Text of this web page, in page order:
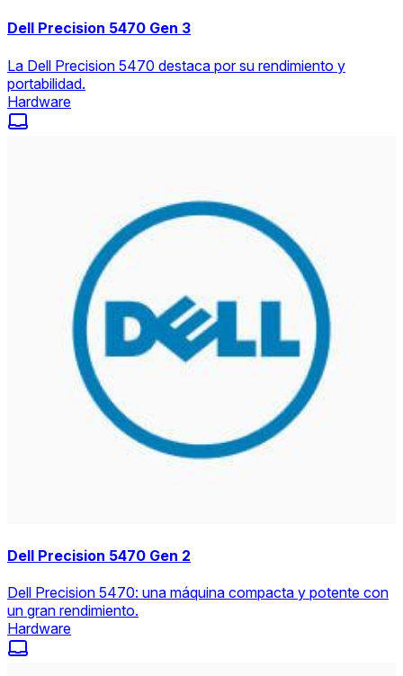
Dell Precision 5470 Gen 3
La Dell Precision 5470 destaca por su rendimiento y
portabilidad.
Hardware
Dell Precision 5470 Gen 2
Dell Precision 5470: una máquina compacta y potente con
un gran rendimiento.
Hardware